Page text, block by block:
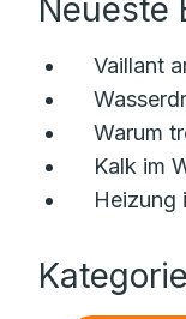
Neueste
Vaillant
Warum
Kalk im
Heizung